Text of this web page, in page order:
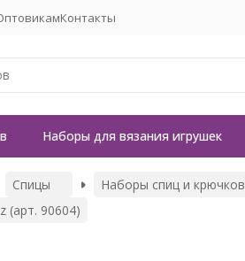
Контакты
Наборы для вязания игрушек
Спицы
Наборы спиц и крючков
(арт. 90604)